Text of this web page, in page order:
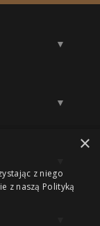
×
z niego
z naszą Polityką